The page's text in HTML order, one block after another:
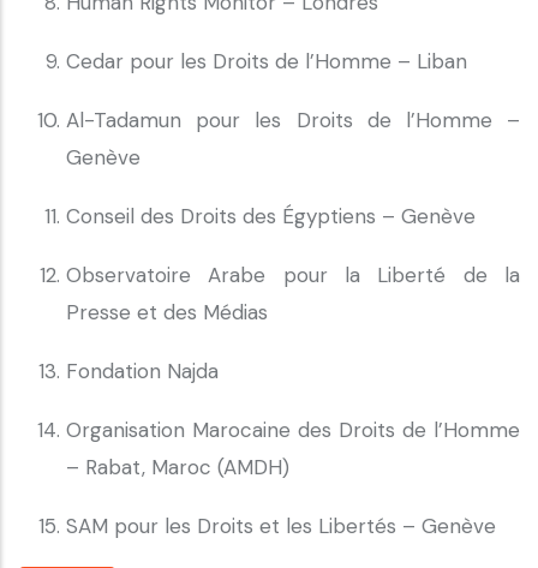
Cedar pour les Droits de l’Homme – Liban
Al-Tadamun pour les Droits de l’Homme –
Genève
Conseil des Droits des Égyptiens – Genève
Observatoire Arabe pour la Liberté de la
Presse et des Médias
Fondation Najda
Organisation Marocaine des Droits de l’Homme
– Rabat, Maroc (AMDH)
SAM pour les Droits et les Libertés – Genève